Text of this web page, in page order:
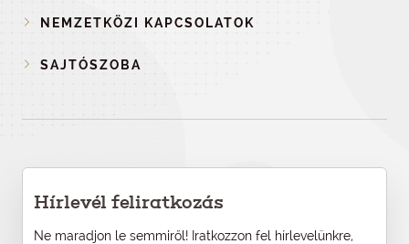
NEMZETKÖZI KAPCSOLATOK
SAJTÓSZOBA
Hírlevél feliratkozás
Ne maradjon le semmiről! Iratkozzon fel hírlevelünkre,